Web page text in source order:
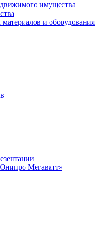
имущества
и оборудования
Мегаватт»